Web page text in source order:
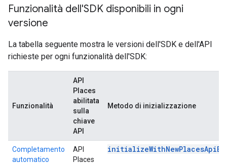
Funzionalità dell'SDK disponibili in ogni
versione
La tabella seguente mostra le versioni dell'SDK e dell'API
richieste per ogni funzionalità dell'SDK:
Funzionalità
API
Places
abilitata
sulla
chiave
API
Metodo di inizializzazione
Completamento
automatico
API
Places